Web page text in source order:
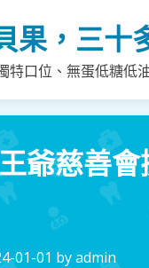
果，三十
特口位、無蛋低糖低
爺慈善
01-01 byadmin